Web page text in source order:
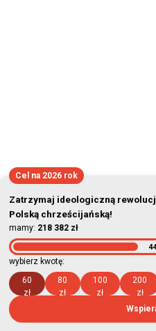
Cel na 2026 rok
Zatrzymaj ideologiczną
Polską chrześcijańską!
mamy: 218 382 zł
wybierz kwotę:
60
zł
80
zł
100
zł
200
zł